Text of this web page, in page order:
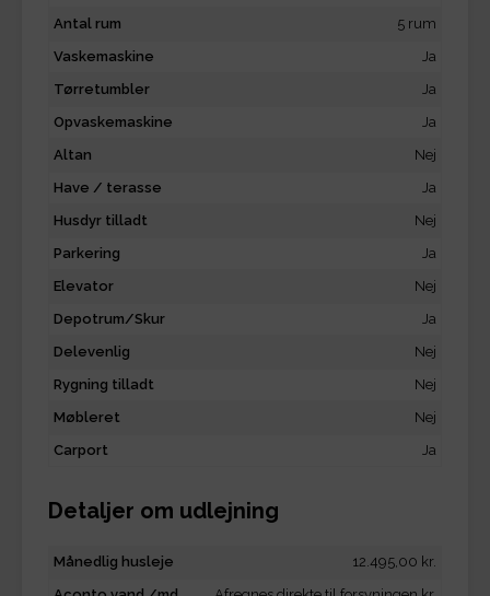
Antal rum
5 rum
Vaskemaskine
Ja
Tørretumbler
Ja
Opvaskemaskine
Ja
Altan
Nej
Have / terasse
Ja
Husdyr tilladt
Nej
Parkering
Ja
Elevator
Nej
Depotrum/Skur
Ja
Delevenlig
Nej
Rygning tilladt
Nej
Møbleret
Nej
Carport
Ja
Detaljer om udlejning
Månedlig husleje
12.495,00 kr.